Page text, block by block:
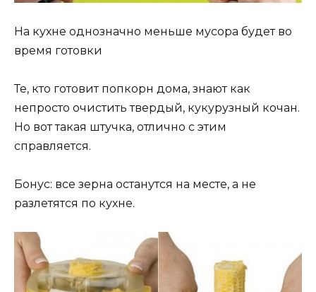
На кухне однозначно меньше мусора будет во
время готовки
Те, кто готовит попкорн дома, знают как
непросто очистить твердый, кукурузный кочан.
Но вот такая штучка, отлично с этим
справляется.
Бонус: все зерна останутся на месте, а не
разлетятся по кухне.